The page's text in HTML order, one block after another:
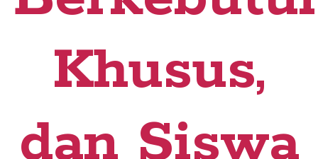
Khusus,
dan Siswa